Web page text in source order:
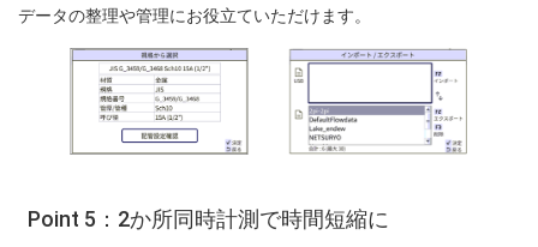
データの整理や管理にお役立ていただけます。
Point 5：2か所同時計測で時間短縮に